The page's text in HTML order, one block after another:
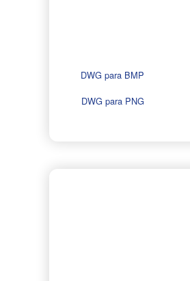
DWG para BMP
DWG para PNG